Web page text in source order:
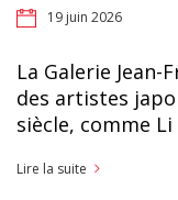
19 juin 2026
La Galerie Jean-
des artistes
siècle, comme
Lire la suite